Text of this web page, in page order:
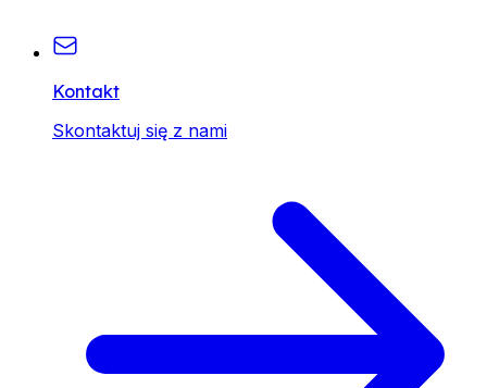
Kontakt
Skontaktuj się z nami